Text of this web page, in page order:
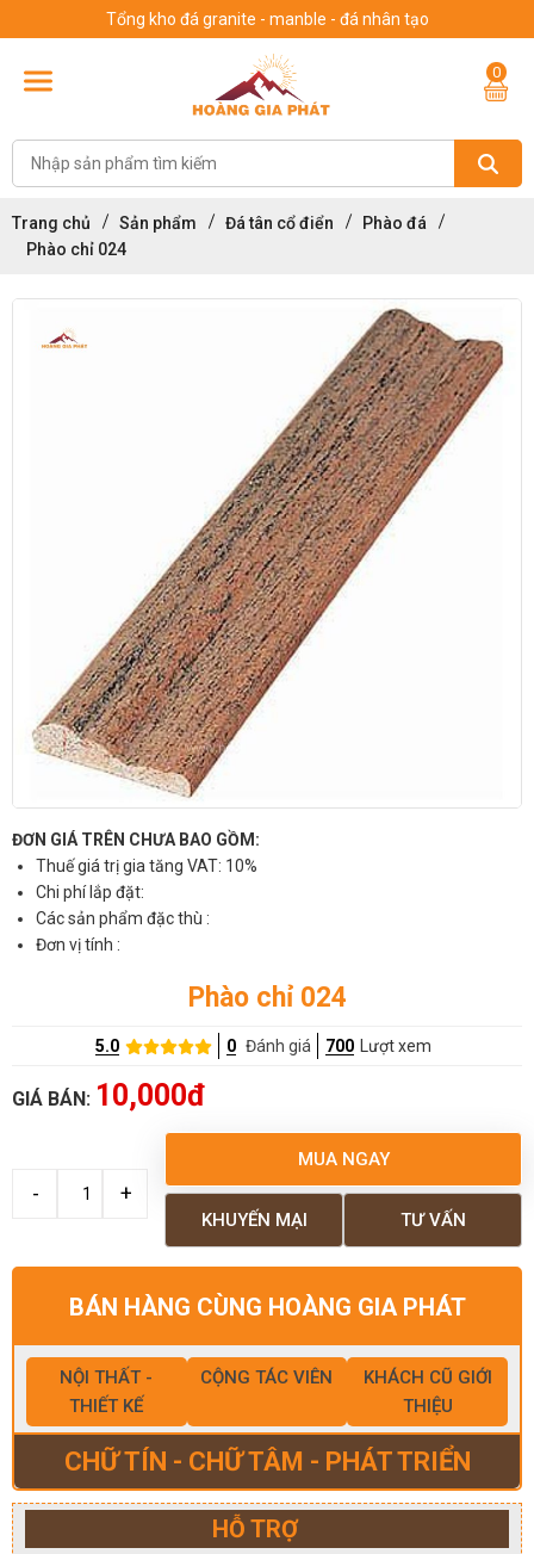
Tổng kho đá granite - manble - đá nhân tạo
0
Trang chủ Sản phẩm Đá tân cổ điển
Phào đá
Phào chỉ 024
ĐƠN GIÁ TRÊN CHƯA BAO GỒM:
Thuế giá trị gia tăng VAT: 10%
Chi phí lắp đặt:
Các sản phẩm đặc thù :
Đơn vị tính :
Phào chỉ 024
5.0 0 Đánh giá 700 Lượt xem
GIÁ BÁN: 10,000đ
MUA NGAY
TƯ VẤN
KHUYẾN MẠI
BÁN HÀNG CÙNG HOÀNG GIA PHÁT
NỘI THẤT -
THIẾT KẾ
CỘNG TÁC VIÊN
KHÁCH CŨ GIỚI
THIỆU
CHỮ TÍN - CHỮ TÂM - PHÁT TRIỂN
HỖ TRỢ